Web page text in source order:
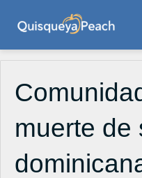
muerte de